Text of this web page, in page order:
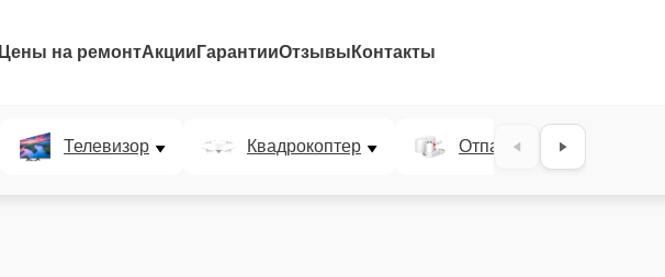
Цены на ремонтАкции ГарантииОтзывы Контакты
Телевизор Квадрокоптер Отпариватель